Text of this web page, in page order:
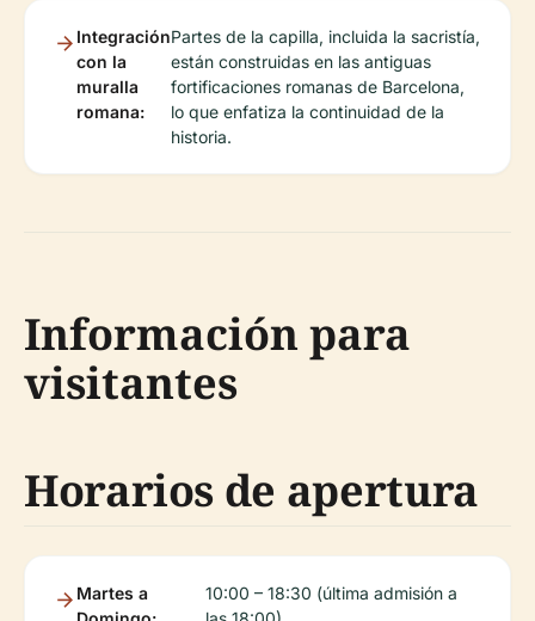
Integración
con la
muralla
romana:
Partes de la capilla, incluida la sacristía,
están construidas en las antiguas
fortificaciones romanas de Barcelona,
lo que enfatiza la continuidad de la
historia.
Información para
visitantes
Horarios de apertura
Martes a
10:00 – 18:30 (última admisión a